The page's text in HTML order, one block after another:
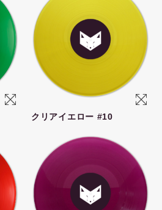
クリアイエロー #10